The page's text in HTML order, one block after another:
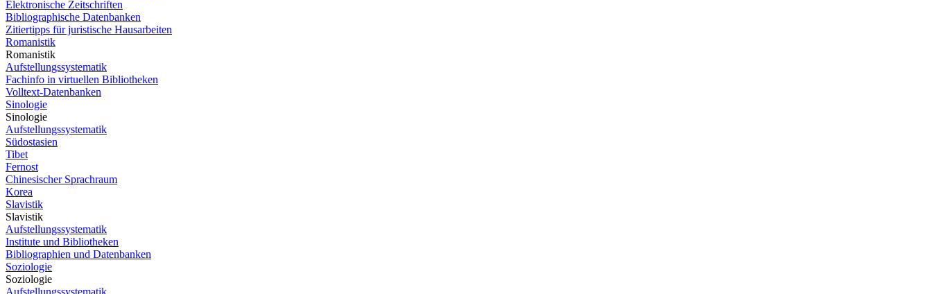
Elektronische Zeitschriften
Bibliographische Datenbanken
Zitiertipps für juristische Hausarbeiten
Romanistik
Romanistik
Aufstellungssystematik
Fachinfo in virtuellen Bibliotheken
Volltext-Datenbanken
Sinologie
Sinologie
Aufstellungssystematik
Südostasien
Tibet
Fernost
Chinesischer Sprachraum
Korea
Slavistik
Slavistik
Aufstellungssystematik
Institute und Bibliotheken
Bibliographien und Datenbanken
Soziologie
Soziologie
Aufstellungssystematik